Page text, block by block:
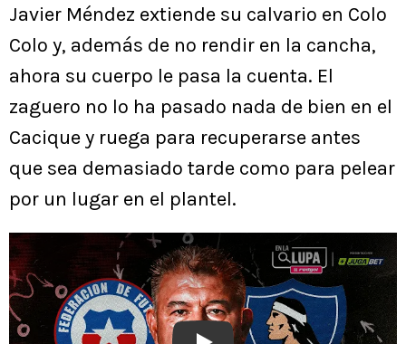
Javier Méndez extiende su calvario en Colo
Colo y, además de no rendir en la cancha,
ahora su cuerpo le pasa la cuenta. El
zaguero no lo ha pasado nada de bien en el
Cacique y ruega para recuperarse antes
que sea demasiado tarde como para pelear
por un lugar en el plantel.